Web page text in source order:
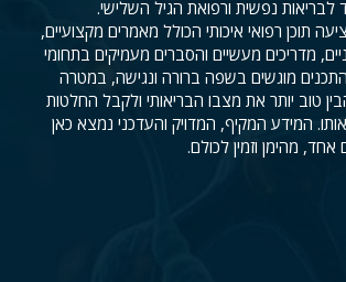
לבריאות נפשית ורפואת הגיל השלישי.
תוכן רפואי איכותי הכולל מאמרים מקצועיים,
מדריכים מעשיים והסברים מעמיקים בתחומי
מוגשים בשפה ברורה ונגישה, במטרה
טוב יותר את מצבו הבריאותי ולקבל החלטות
המידע המקיף, המדויק והעדכני נמצא כאן
מהימן וזמין לכולם.